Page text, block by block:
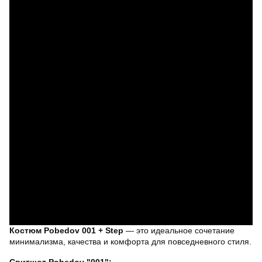
Костюм Pobedov 001 + Step — это идеальное сочетание
минимализма, качества и комфорта для повседневного стиля.